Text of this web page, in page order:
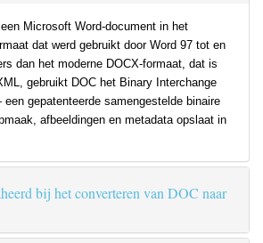
Microsoft Word-document in het
dat werd gebruikt door Word 97 tot en
dan het moderne DOCX-formaat, dat is
gebruikt DOC het Binary Interchange
gepatenteerde samengestelde binaire
afbeeldingen en metadata opslaat in
bij het converteren van DOC naar